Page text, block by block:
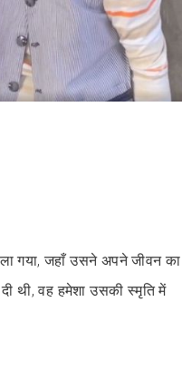
गया, जहाँ उसने अपने जीवन का
थी, वह हमेशा उसकी स्मृति में